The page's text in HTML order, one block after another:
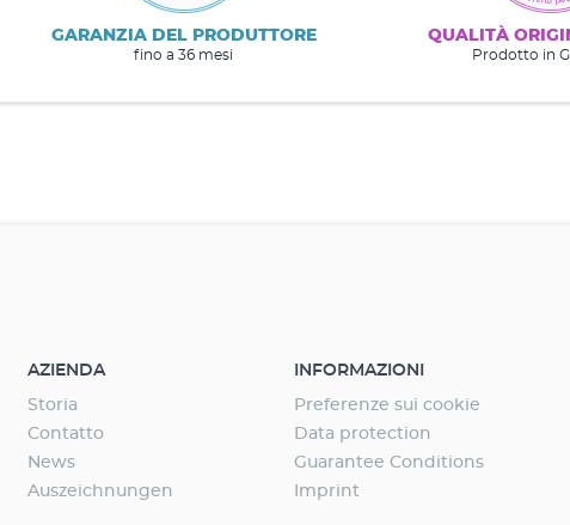
GARANZIA DEL PRODUTTORE
fino a 36 mesi
QUALITÀ
Prodotto in
AZIENDA
Storia
Contatto
News
Auszeichnungen
INFORMAZIONI
Preferenze sui cookie
Data protection
Guarantee Conditions
Imprint